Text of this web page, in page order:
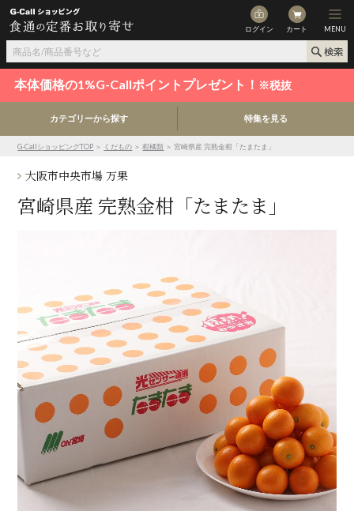
ログイン カート MENU
本体価格の1%G-Callポイントプレゼント！ ※税抜
カテゴリーから探す 特集を見る
G-CallショッピングTOP ＞ くだもの ＞柑橘類 ＞ 宮崎県産 完熟金柑「たまたま」
大阪市中央市場 万果
宮崎県産 完熟金柑「たまたま」